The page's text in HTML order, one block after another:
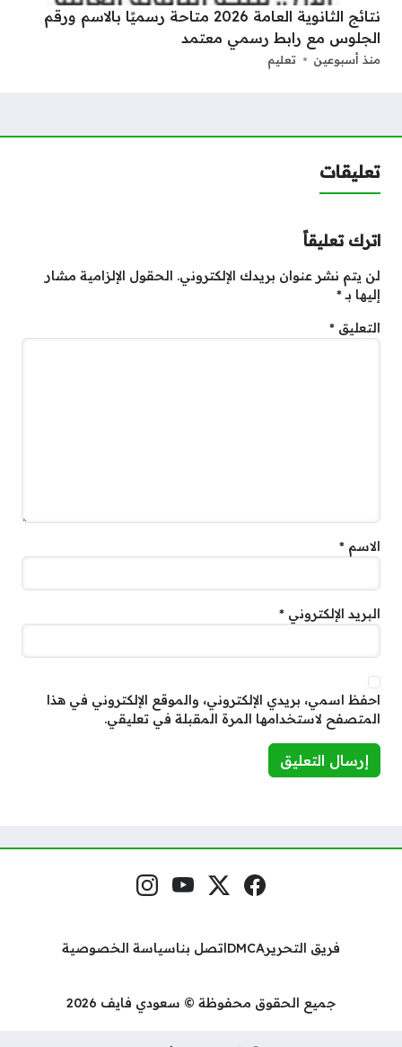
نتائج الثانوية العامة 2026 متاحة رسميًا بالاسم ورقم
الجلوس مع رابط رسمي معتمد
منذ أسبوعين تعليم
تعليقات
اترك تعليقاً
لن يتم نشر عنوان بريدك الإلكتروني. الحقول الإلزامية مشار
إليها بـ*
التعليق *
الاسم *
البريد الإلكتروني *
احفظ اسمي، بريدي الإلكتروني، والموقع الإلكتروني في هذا
المتصفح لاستخدامها المرة المقبلة في تعليقي.
مواقع التواصل فيسبوكمنصة إكس
يوتيوبإنستغرام
فريق التحريرDMCA اتصل بناسياسة الخصوصية
جميع الحقوق محفوظة © سعودي فايف 2026